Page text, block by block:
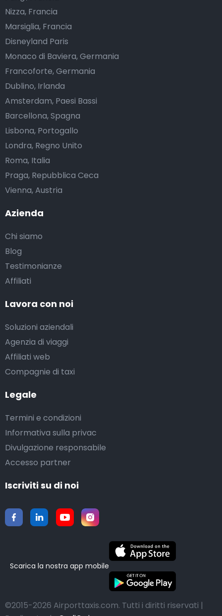
Azienda
Chi siamo
Blog
Testimonianze
Affiliati
Lavora con noi
Soluzioni aziendali
Agenzia di viaggi
Affiliati web
Compagnie di taxi
Legale
Termini e condizioni
Informativa sulla privac
Divulgazione responsabile
Accesso partner
Nizza, Francia
Marsiglia, Francia
Disneyland Paris
Monaco di Baviera, Germania
Francoforte, Germania
Dublino, Irlanda
Amsterdam, Paesi Bassi
Barcellona, Spagna
Lisbona, Portogallo
Londra, Regno Unito
Roma, Italia
Praga, Repubblica Ceca
Vienna, Austria
Iscriviti su di noi
Scarica la nostra app mobile
©2015-2026 Airporttaxis.com. Tutti i diritti riservati |